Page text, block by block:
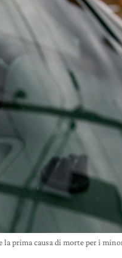
prima causa di morte per i